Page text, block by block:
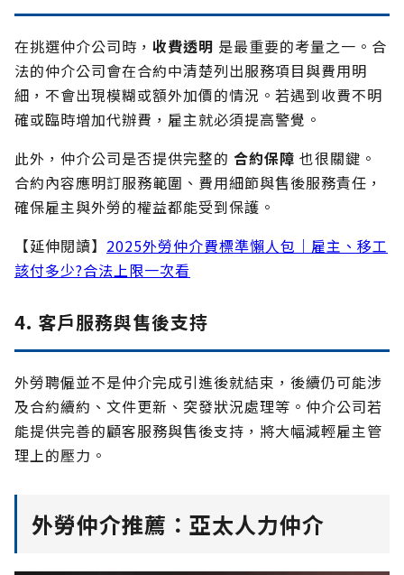
在挑選仲介公司時， 收費透明 是最重要的考量之一。合
法的仲介公司會在合約中清楚列出服務項目與費用明
細，不會出現模糊或額外加價的情況。若遇到收費不明
確或臨時增加代辦費，雇主就必須提高警覺。
此外，仲介公司是否提供完整的 合約保障 也很關鍵。
合約內容應明訂服務範圍、費用細節與售後服務責任，
確保雇主與外勞的權益都能受到保護。
【延伸閱讀】 2025外勞仲介費標準懶人包｜雇主、移工
該付多少?合法上限一次看
4. 客戶服務與售後支持
外勞聘僱並不是仲介完成引進後就結束，後續仍可能涉
及合約續約、文件更新、突發狀況處理等。仲介公司若
能提供完善的顧客服務與售後支持，將大幅減輕雇主管
理上的壓力。
外勞仲介推薦：亞太人力仲介